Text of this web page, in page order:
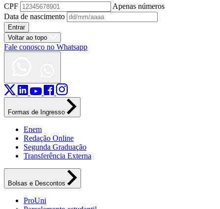
CPF
Apenas números
Data de nascimento
Entrar
Voltar ao topo
Fale conosco no Whatsapp
Formas de Ingresso
Enem
Redação Online
Segunda Graduação
Transferência Externa
Bolsas e Descontos
ProUni